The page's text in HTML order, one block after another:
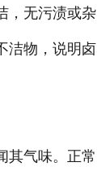
无污渍或杂
洁物，说明卤
气味。正常